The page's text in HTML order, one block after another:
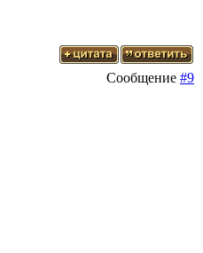
Сообщение #9